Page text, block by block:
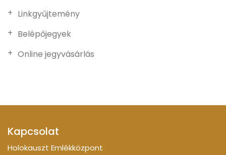
Linkgyűjtemény
Belépőjegyek
Online jegyvásárlás
Kapcsolat
Holokauszt Emlékközpont